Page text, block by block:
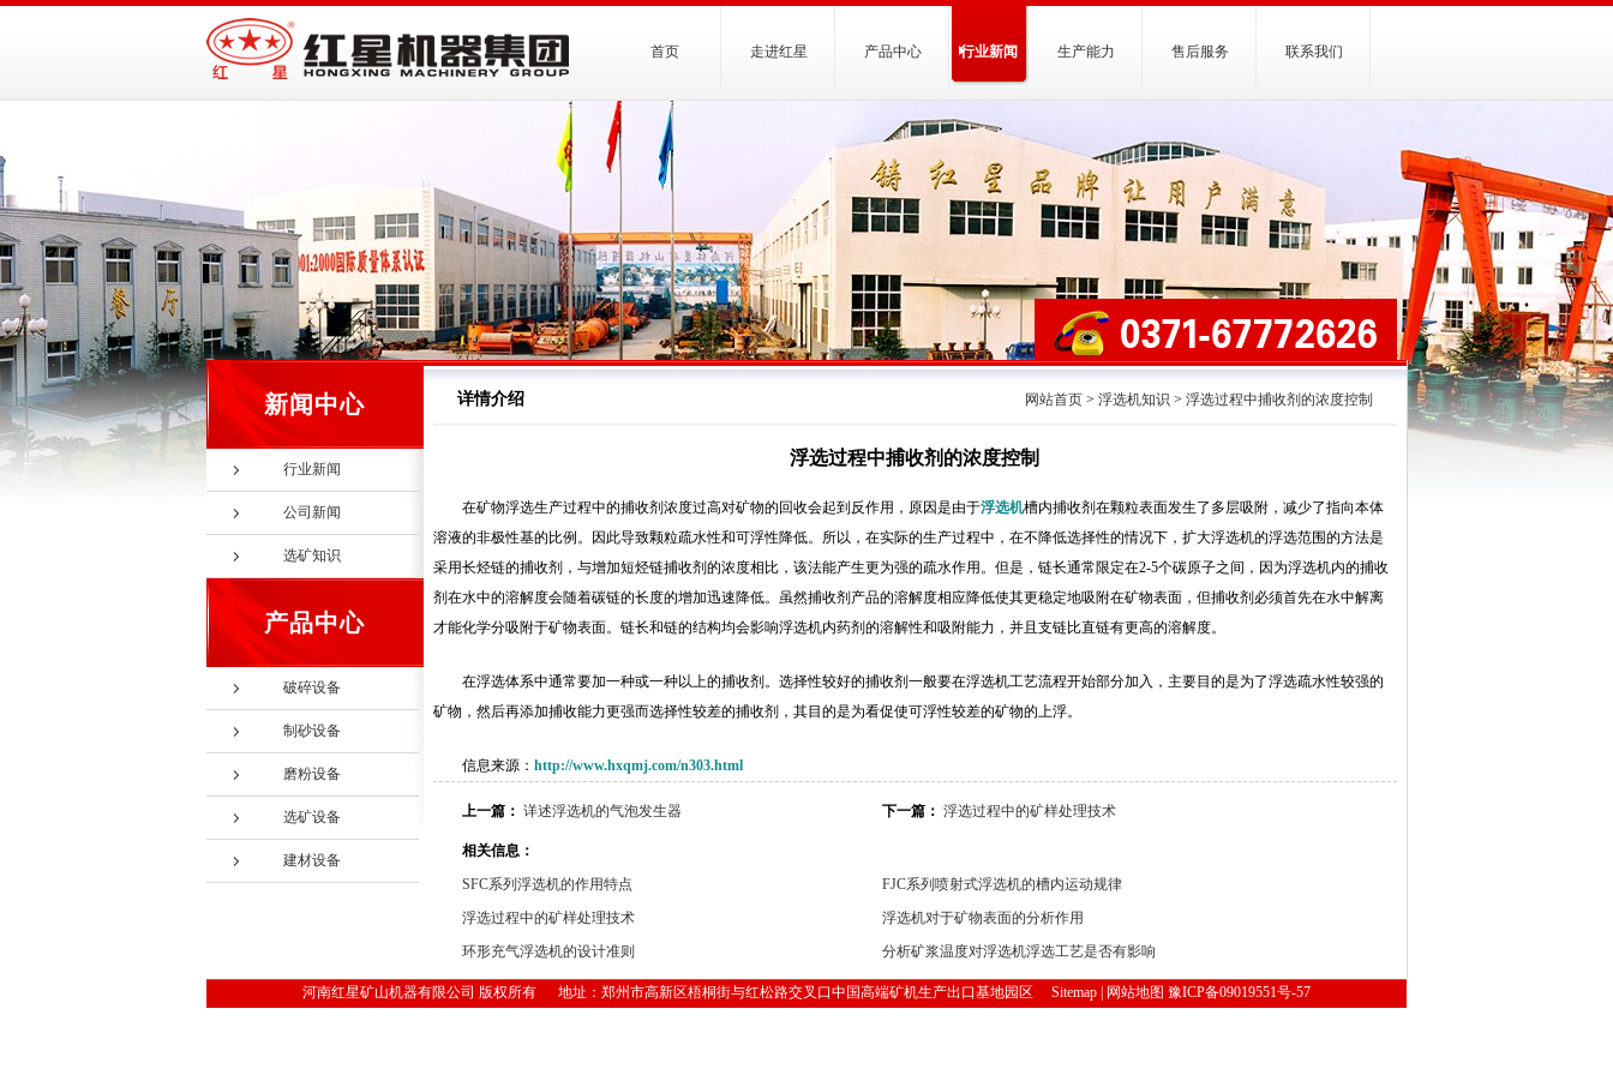
首页 走进红星 产品中心 行业新闻 生产能力 售后服务 联系我们
新闻中心
行业新闻
公司新闻
选矿知识
产品中心
破碎设备
制砂设备
磨粉设备
选矿设备
建材设备
详情介绍 网站首页> 浮选机知识 > 浮选过程中捕收剂的浓度控制
浮选过程中捕收剂的浓度控制
在矿物浮选生产过程中的捕收剂浓度过高对矿物的回收会起到反作用，原因是由于浮选机槽内捕收剂在颗粒表面发生了多层吸附，减少了指向本体
溶液的非极性基的比例。因此导致颗粒疏水性和可浮性降低。所以，在实际的生产过程中，在不降低选择性的情况下，扩大浮选机的浮选范围的方法是
采用长烃链的捕收剂，与增加短烃链捕收剂的浓度相比，该法能产生更为强的疏水作用。但是，链长通常限定在2-5个碳原子之间，因为浮选机内的捕收
剂在水中的溶解度会随着碳链的长度的增加迅速降低。虽然捕收剂产品的溶解度相应降低使其更稳定地吸附在矿物表面，但捕收剂必须首先在水中解离
才能化学分吸附于矿物表面。链长和链的结构均会影响浮选机内药剂的溶解性和吸附能力，并且支链比直链有更高的溶解度。
在浮选体系中通常要加一种或一种以上的捕收剂。选择性较好的捕收剂一般要在浮选机工艺流程开始部分加入，主要目的是为了浮选疏水性较强的
矿物，然后再添加捕收能力更强而选择性较差的捕收剂，其目的是为看促使可浮性较差的矿物的上浮。
信息来源： http://www.hxqmj.com/n303.html
上一篇： 详述浮选机的气泡发生器 下一篇： 浮选过程中的矿样处理技术
相关信息：
SFC系列浮选机的作用特点
FJC系列喷射式浮选机的槽内运动规律
浮选过程中的矿样处理技术
浮选机对于矿物表面的分析作用
环形充气浮选机的设计准则
分析矿浆温度对浮选机浮选工艺是否有影响
河南红星矿山机器有限公司 版权所有 地址：郑州市高新区梧桐街与红松路交叉口中国高端矿机生产出口基地园区 Sitemap 网站地图 豫ICP备09019551号-57